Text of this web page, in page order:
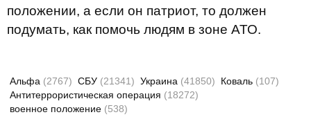
положении, а если он патриот, то должен
подумать, как помочь людям в зоне АТО.
Альфа (2767) СБУ (21341) Украина (41850) Коваль (107)
Антитеррористическая операция (18272)
военное положение (538)